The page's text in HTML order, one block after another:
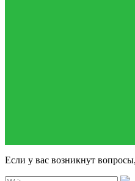
Если у вас возникнут